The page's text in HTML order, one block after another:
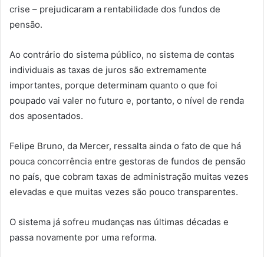
crise – prejudicaram a rentabilidade dos fundos de
pensão.
Ao contrário do sistema público, no sistema de contas
individuais as taxas de juros são extremamente
importantes, porque determinam quanto o que foi
poupado vai valer no futuro e, portanto, o nível de renda
dos aposentados.
Felipe Bruno, da Mercer, ressalta ainda o fato de que há
pouca concorrência entre gestoras de fundos de pensão
no país, que cobram taxas de administração muitas vezes
elevadas e que muitas vezes são pouco transparentes.
O sistema já sofreu mudanças nas últimas décadas e
passa novamente por uma reforma.